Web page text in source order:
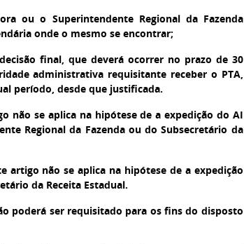
ou o Superintendente Regional da Fazenda
onde o mesmo se encontrar;
final, que deverá ocorrer no prazo de 30
administrativa requisitante receber o PTA,
período, desde que justificada.
não se aplica na hipótese de a expedição do AI
Regional da Fazenda ou do Subsecretário da
artigo não se aplica na hipótese de a expedição
da Receita Estadual.
poderá ser requisitado para os fins do disposto